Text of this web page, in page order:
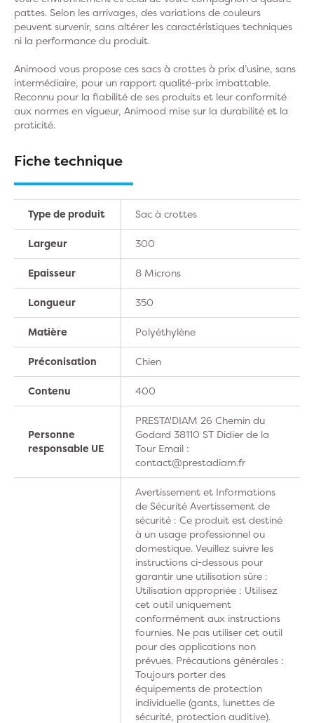
pattes. Selon les arrivages, des variations de couleurs
peuvent survenir, sans altérer les caractéristiques techniques
ni la performance du produit.
Animood vous propose ces sacs à crottes à prix d’usine, sans
intermédiaire, pour un rapport qualité-prix imbattable.
Reconnu pour la fiabilité de ses produits et leur conformité
aux normes en vigueur, Animood mise sur la durabilité et la
praticité.
Fiche technique
Type de produit Sac à crottes
Largeur 300
Epaisseur 8 Microns
Longueur 350
Matière Polyéthylène
Préconisation Chien
Contenu 400
Personne
responsable UE
PRESTA'DIAM 26 Chemin du
Godard 38110 ST Didier de la
Tour Email :
contact@prestadiam.fr
Avertissement et Informations
de Sécurité Avertissement de
sécurité : Ce produit est destiné
à un usage professionnel ou
domestique. Veuillez suivre les
instructions ci-dessous pour
garantir une utilisation sûre :
Utilisation appropriée : Utilisez
cet outil uniquement
conformément aux instructions
fournies. Ne pas utiliser cet outil
pour des applications non
prévues. Précautions générales :
Toujours porter des
équipements de protection
individuelle (gants, lunettes de
sécurité, protection auditive).